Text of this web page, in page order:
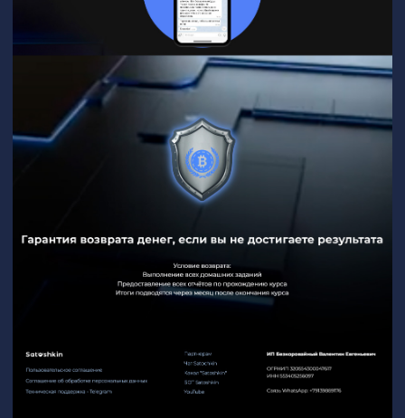
Рекламная кампания "Зонт от невзгод"
голубых зонтиков для выражения идеи
защиты и надежности.